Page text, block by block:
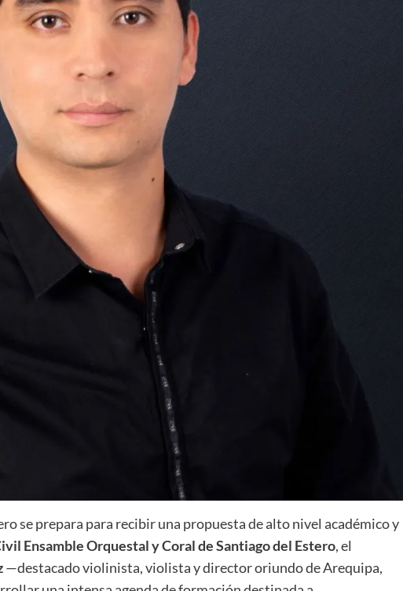
se prepara para recibir una propuesta de alto nivel académico y
Ensamble Orquestal y Coral de Santiago del Estero, el
—destacado violinista, violista y director oriundo de Arequipa,